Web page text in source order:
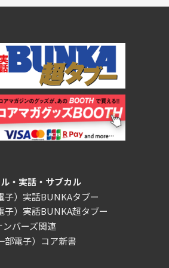
・実話・サブカル
子）実話BUNKAタブー
子）実話BUNKA超タブー
ンバーズ関連
部電子）コア新書